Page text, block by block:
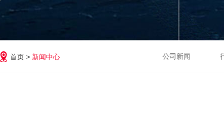
首页 > 新闻中心 公司新闻